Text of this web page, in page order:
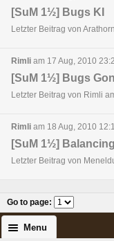
[SuM 1½] Bugs KI
Letzter Beitrag von
Rimli am 17 Aug, 2010
[SuM 1½] Bugs
Letzter Beitrag von Rimli
Rimli am 18 Aug, 2010
[SuM 1½]
Letzter Beitrag von
Go to page:
Menu